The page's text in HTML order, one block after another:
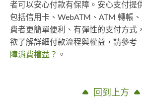
者可以安心付款有保障。安心支付提
包括信用卡、WebATM、ATM 轉帳
費者更簡單便利、有彈性的支付方式
欲了解詳細付款流程與權益，請參考
障消費權益？ 。
回到上方